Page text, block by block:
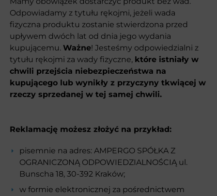
Odpowiadamy z tytułu rękojmi, jeżeli wada
fizyczna produktu zostanie stwierdzona przed
upływem dwóch lat od dnia jego wydania
kupującemu. Ważne! Jesteśmy odpowiedzialni z
tytułu rękojmi za wady fizyczne, które istniały w
chwili przejścia niebezpieczeństwa na
kupującego lub wynikły z przyczyny tkwiącej w
rzeczy sprzedanej w tej samej chwili.
Reklamację możesz złożyć na przykład:
pisemnie na adres: AMPERGO SPÓŁKA Z
OGRANICZONĄ ODPOWIEDZIALNOŚCIĄ ul.
Bunscha 18, 30-392 Kraków;
w formie elektronicznej za pośrednictwem